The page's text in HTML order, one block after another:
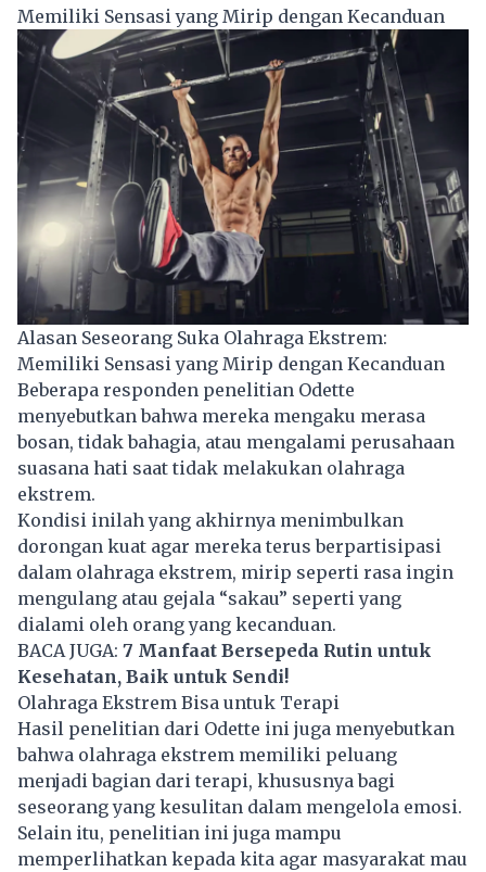
Memiliki Sensasi yang Mirip dengan Kecanduan
Alasan Seseorang Suka Olahraga Ekstrem:
Memiliki Sensasi yang Mirip dengan Kecanduan
Beberapa responden penelitian Odette
menyebutkan bahwa mereka mengaku merasa
bosan, tidak bahagia, atau mengalami perusahaan
suasana hati saat tidak melakukan olahraga
ekstrem.
Kondisi inilah yang akhirnya menimbulkan
dorongan kuat agar mereka terus berpartisipasi
dalam olahraga ekstrem, mirip seperti rasa ingin
mengulang atau gejala “sakau” seperti yang
dialami oleh orang yang kecanduan.
BACA JUGA: 7 Manfaat Bersepeda Rutin untuk
Kesehatan, Baik untuk Sendi!
Olahraga Ekstrem Bisa untuk Terapi
Hasil penelitian dari Odette ini juga menyebutkan
bahwa olahraga ekstrem memiliki peluang
menjadi bagian dari terapi, khususnya bagi
seseorang yang kesulitan dalam mengelola emosi.
Selain itu, penelitian ini juga mampu
memperlihatkan kepada kita agar masyarakat mau